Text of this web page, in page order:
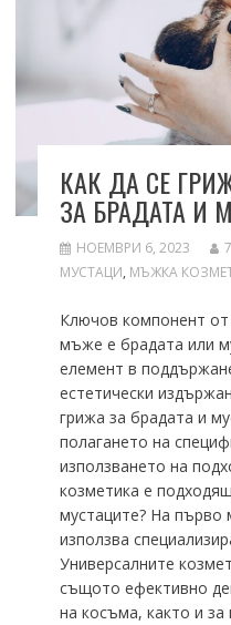
КАК ДА СЕ
ЗА БРАДАТА И
НОЕМВРИ 6, 2023
МУСТАЦИ, МЪЖКА
Ключов компонент
мъже е брадата или
елемент в
естетически
грижа за брадата и
полагането на
използването на
козметика е
мустаците? На първо
използва
Универсалните
същото ефективно
на косъма, както и